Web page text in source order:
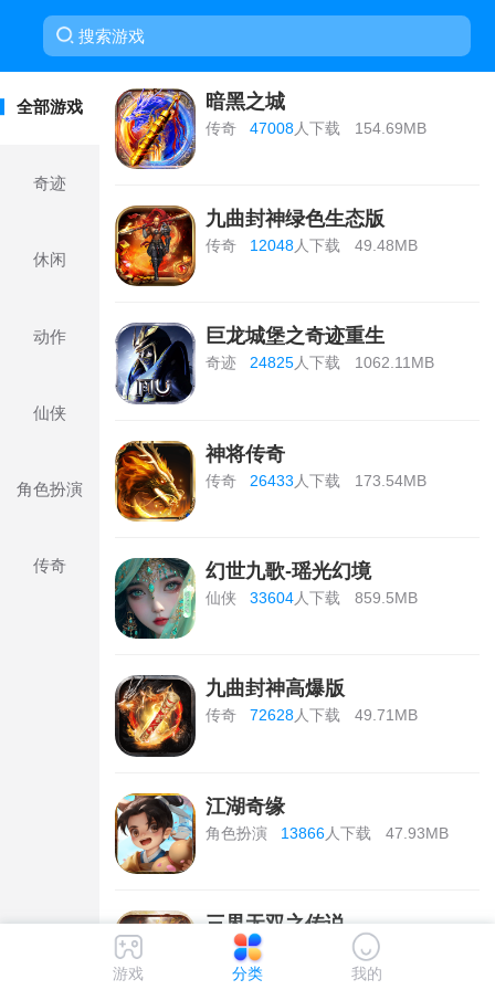
全部游戏
奇迹
休闲
动作
仙侠
角色扮演
传奇
暗黑之城
传奇 47008人下载 154.69MB
九曲封神绿色生态版
传奇 12048人下载 49.48MB
巨龙城堡之奇迹重生
奇迹 24825人下载 1062.11MB
神将传奇
传奇 26433 人下载 173.54MB
幻世九歌-瑶光幻境
仙侠 33604人下载 859.5MB
九曲封神高爆版
传奇 72628人下载 49.71MB
江湖奇缘
角色扮演 13866人下载 47.93MB
三界无双之传说
传奇 38308 115.73MB
游戏 分类 我的